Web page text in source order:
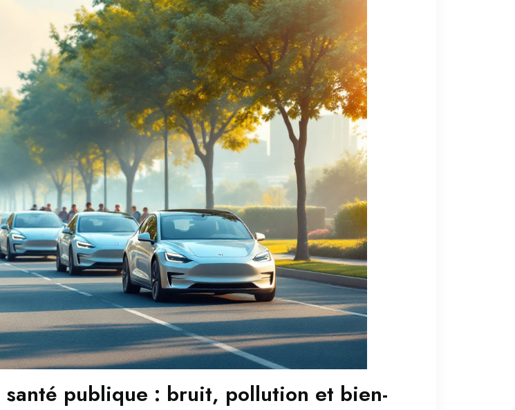
santé publique : bruit, pollution et bien-